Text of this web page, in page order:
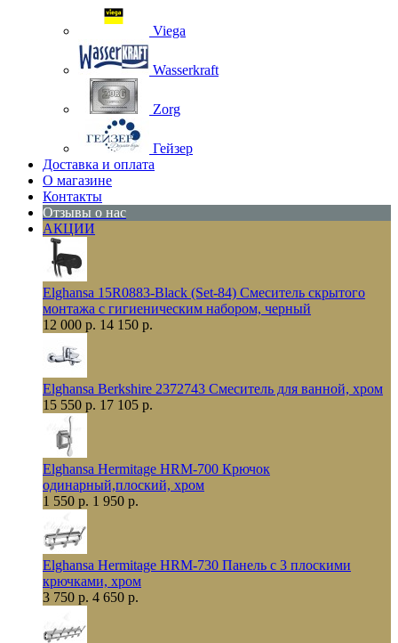
Viega
Wasserkraft
Zorg
Гейзер
Доставка и оплата
О магазине
Контакты
Отзывы о нас
АКЦИИ
Elghansa 15R0883-Black (Set-84) Смеситель скрытого
монтажа с гигиеническим набором, черный
12 000 р. 14 150 р.
Elghansa Berkshire 2372743 Смеситель для ванной, хром
15 550 р. 17 105 р.
Elghansa Hermitage HRM-700 Крючок
одинарный,плоский, хром
1 550 р. 1 950 р.
Elghansa Hermitage HRM-730 Панель с 3 плоскими
крючками, хром
3 750 р. 4 650 р.